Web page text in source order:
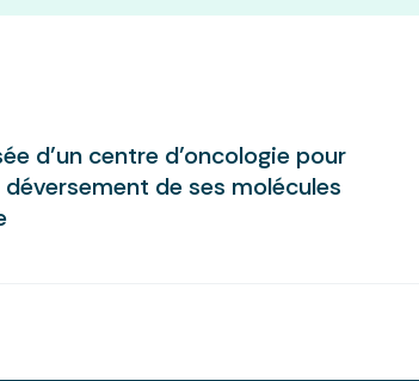
d’un centre d’oncologie pour
de ses molécules